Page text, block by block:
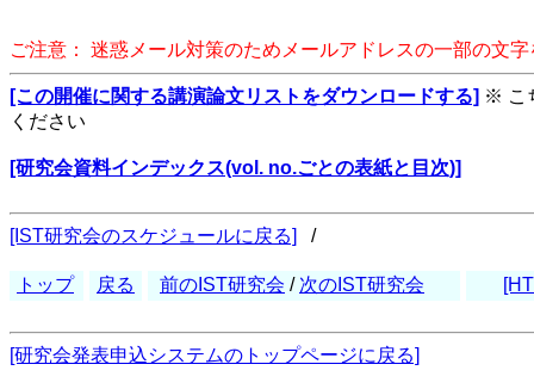
ご注意： 迷惑メール対策のためメールアドレスの一部の文
[この開催に関する講演論文リストをダウンロードする] ※ こ
ください
[研究会資料インデックス(vol. no.ごとの表紙と目次)]
[IST研究会のスケジュールに戻る] /
トップ 戻る 前のIST研究会 / 次のIST研究会
[研究会発表申込システムのトップページに戻る]